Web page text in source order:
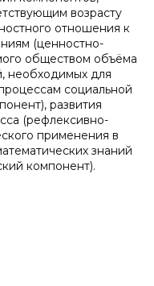
возрасту
отношения к
(ценностно-
обществом объёма
необходимых для
социальной
развития
(рефлексивно-
применения в
знаний
компонент).